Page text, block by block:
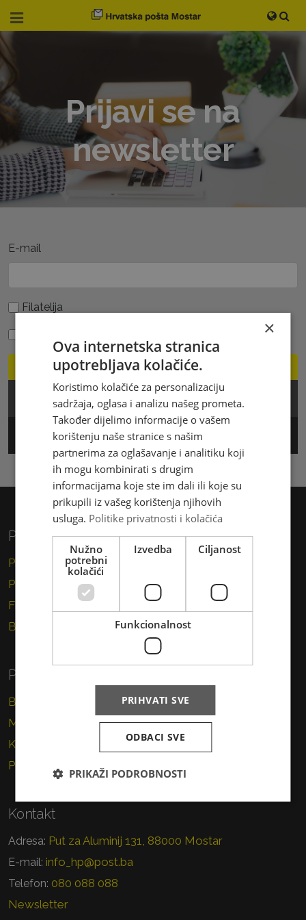
Prijavi se na
newsletter
E-mail
Filatelija
general.subscribe
Track & Trace
Privatni korisnici
Pismo
Paket
Financijske usluge
Brzojav
Poslovni korisnici
Brza pošta
Marketinške usluge
Korporativna rješenja
PostPak
Kontakt
Adresa: Put za Aluminij 131, 88000 Mostar
E-mail: info_hp@post.ba
Telefon: 080 088 088
Newsletter
×
Ova internetska stranica
upotrebljava kolačiće.
Koristimo kolačiće za personalizaciju
sadržaja, oglasa i analizu našeg prometa.
Također dijelimo informacije o vašem
korištenju naše stranice s našim
partnerima za oglašavanje i analitiku koji
ih mogu kombinirati s drugim
informacijama koje ste im dali ili koje su
prikupili iz vašeg korištenja njihovih
usluga. Politike privatnosti i kolačića
Nužno
potrebni
kolačići
Izvedba Ciljanost
Funkcionalnost
PRIHVATI SVE
ODBACI SVE
PRIKAŽI PODROBNOSTI